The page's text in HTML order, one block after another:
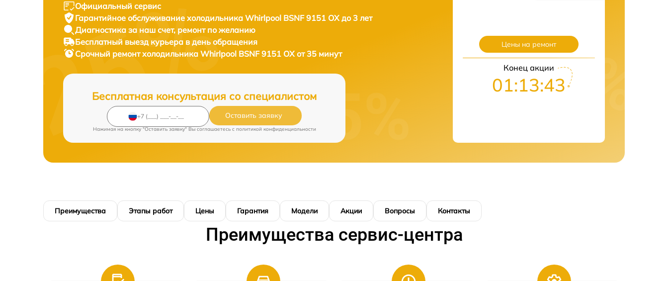
Официальный сервис
Гарантийное обслуживание холодильника Whirlpool BSNF 9151 OX до 3 лет
Диагностика за наш счет, ремонт по желанию
Бесплатный выезд курьера в день обращения
Срочный ремонтхолодильника Whirlpool BSNF 9151 OX от 35 минут
Бесплатная консультация со специалистом
Оставить заявку
Нажимая на кнопку "Оставить заявку" Вы соглашаетесь c политикой конфиденциальности
Цены на ремонт
Конец акции
01:13:42
Преимущества Этапы работ Цены Гарантия Модели Акции Вопросы Контакты
Преимущества сервис-центра